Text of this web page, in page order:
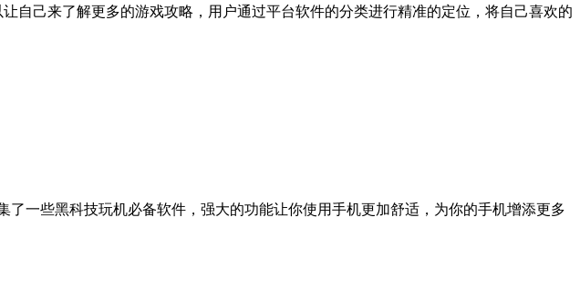
自己来了解更多的游戏攻略，用户通过平台软件的分类进行精准的定位，将自己喜欢的
一些黑科技玩机必备软件，强大的功能让你使用手机更加舒适，为你的手机增添更多